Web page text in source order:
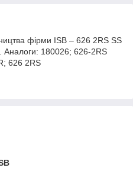
фірми ISB – 626 2RS SS
Аналоги: 180026; 626-2RS
626 2RS